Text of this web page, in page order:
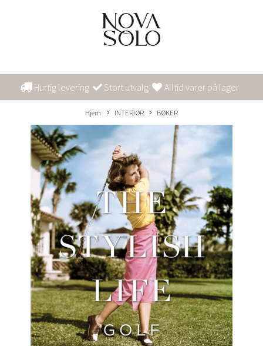
Hurtig levering Stort utvalg Alltid varer på lager
Hjem INTERIØR BØKER